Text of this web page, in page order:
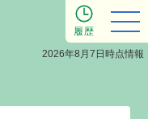
2026年8月7日時点情報
履歴